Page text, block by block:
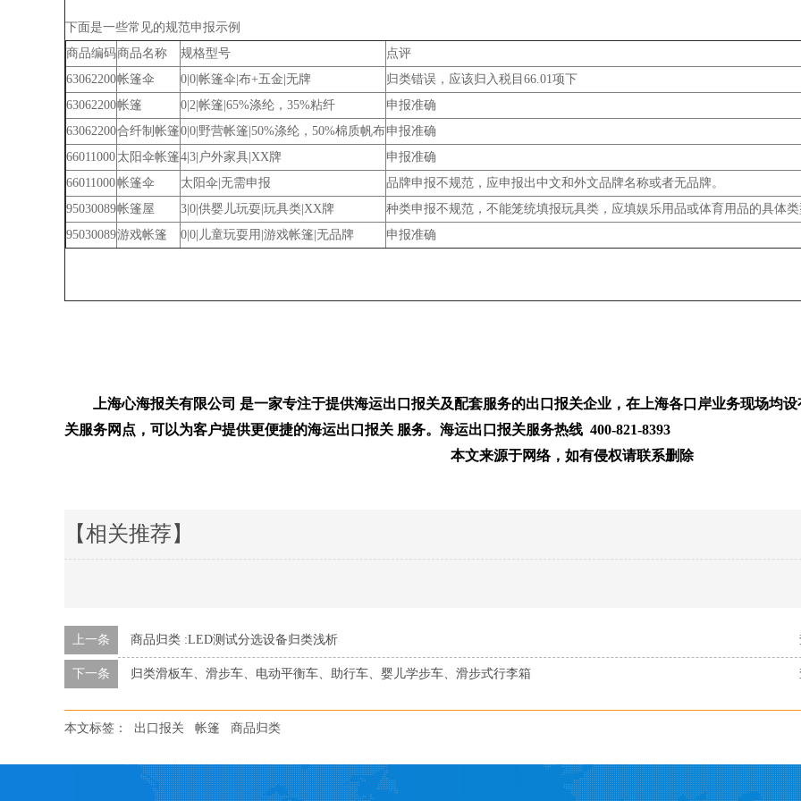
下面是一些常见的规范申报示例
商品编码商品名称 规格型号
点评
63062200帐篷伞 0|0|帐篷伞|布+五金|无牌
归类错误，应该归入税目66.01项下
63062200帐篷 0|2|帐篷|65%涤纶，35%粘纤
申报准确
63062200合纤制帐篷0|0|野营帐篷|50%涤纶，50%棉质帆布申报准确
66011000 太阳伞帐篷4|3|户外家具|XX牌
申报准确
66011000帐篷伞 太阳伞|无需申报
品牌申报不规范，应申报出中文和外文品牌名称或者无品牌。
95030089帐篷屋 3|0|供婴儿玩耍|玩具类|XX牌
种类申报不规范，不能笼统填报玩具类，应填娱乐用品或体育用品的具体
95030089游戏帐篷 0|0|儿童玩耍用|游戏帐篷|无品牌 申报准确
上海心海报关有限公司 是一家专注于提供海运出口报关及配套服务的出口报关企业，在上海各口岸业务现场均
关服务网点，可以为客户提供更便捷的海运出口报关 服务。海运出口报关服务热线 400-821-8393
本文来源于网络，如有侵权请联系删除
【相关推荐】
上一条 商品归类 :LED测试分选设备归类浅析
下一条 归类滑板车、滑步车、电动平衡车、助行车、婴儿学步车、滑步式行李箱
本文标签： 出口报关 帐篷 商品归类